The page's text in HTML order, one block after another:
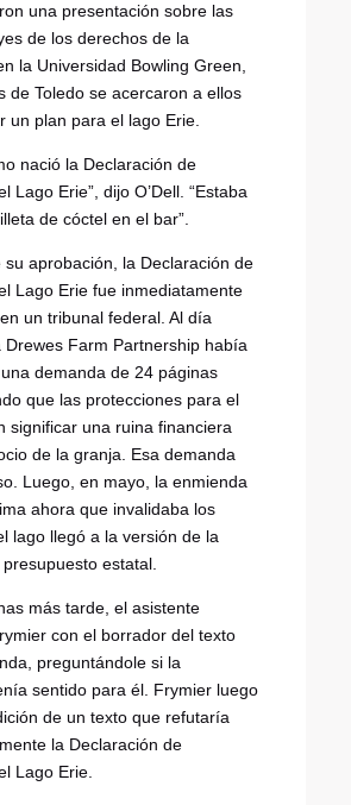
una presentación sobre las
de los derechos de la
la Universidad Bowling Green,
de Toledo se acercaron a ellos
un plan para el lago Erie.
nació la Declaración de
Lago Erie”, dijo O’Dell. “Estaba
de cóctel en el bar”.
su aprobación, la Declaración de
Lago Erie fue inmediatamente
un tribunal federal. Al día
Drewes Farm Partnership había
demanda de 24 páginas
que las protecciones para el
significar una ruina financiera
de la granja. Esa demanda
Luego, en mayo, la enmienda
ahora que invalidaba los
lago llegó a la versión de la
estatal.
más tarde, el asistente
con el borrador del texto
preguntándole si la
sentido para él. Frymier luego
de un texto que refutaría
la Declaración de
Lago Erie.